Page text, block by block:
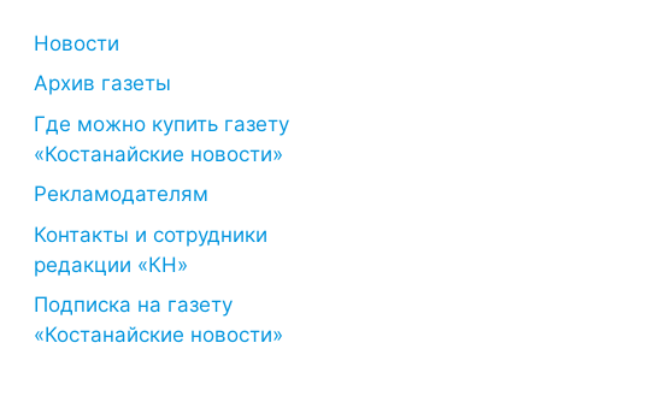
Новости
Архив газеты
Где можно купить газету
«Костанайские новости»
Рекламодателям
Контакты и сотрудники
редакции «КН»
Подписка на газету
«Костанайские новости»